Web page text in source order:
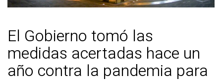
El Gobierno tomó las
medidas acertadas hace un
año contra la pandemia para